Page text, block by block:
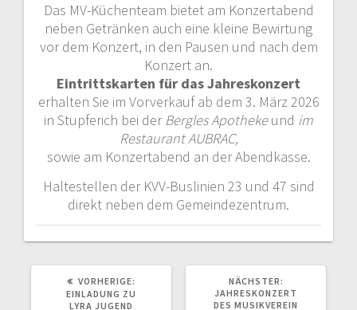
Das MV-Küchenteam bietet am Konzertabend
neben Getränken auch eine kleine Bewirtung
vor dem Konzert, in den Pausen und nach dem
Konzert an.
Eintrittskarten für das Jahreskonzert
erhalten Sie im Vorverkauf ab dem 3. März 2026
in Stupferich bei der Bergles Apothekeund im
Restaurant AUBRAC,
sowie am Konzertabend an der Abendkasse.
Haltestellen der KVV-Buslinien 23 und 47 sind
direkt neben dem Gemeindezentrum.
VORHERIGE:
EINLADUNG ZU
LYRA JUGEND
NÄCHSTER:
BEITRAG:
JAHRESKONZERT
DES MUSIKVEREIN